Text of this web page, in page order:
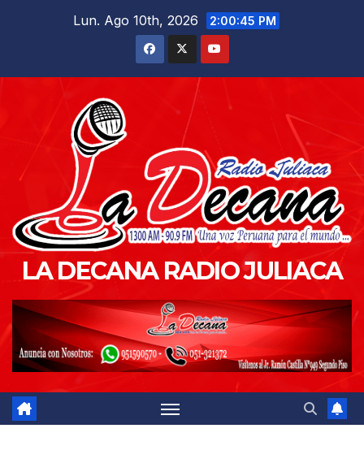
Lun. Ago 10th, 2026 2:00:46 PM
LA DECANA RADIO JULIACA